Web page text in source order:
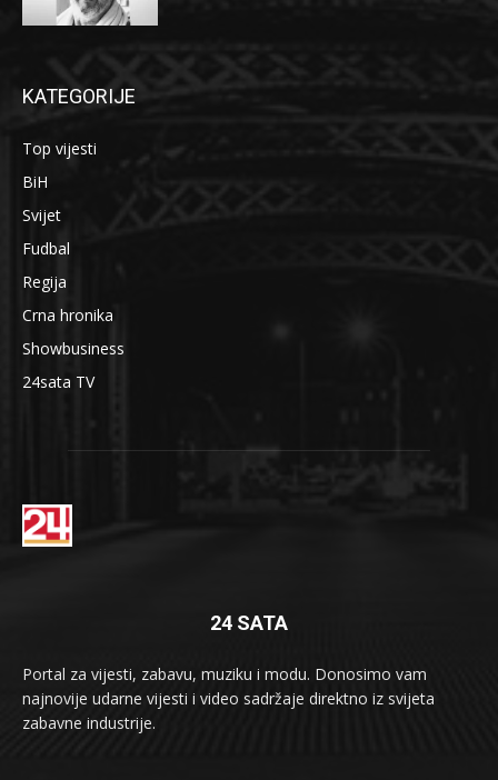
KATEGORIJE
Top vijesti
BiH
Svijet
Fudbal
Regija
Crna hronika
Showbusiness
24sata TV
24 SATA
Portal za vijesti, zabavu, muziku i modu. Donosimo vam
najnovije udarne vijesti i video sadržaje direktno iz svijeta
zabavne industrije.